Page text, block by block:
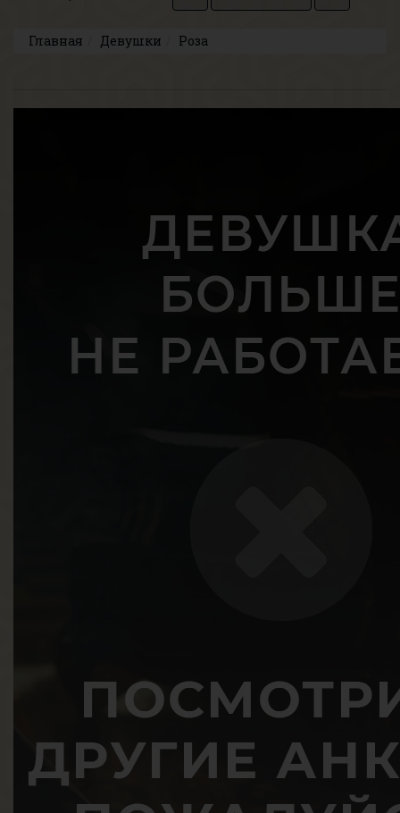
Главная Девушки Роза